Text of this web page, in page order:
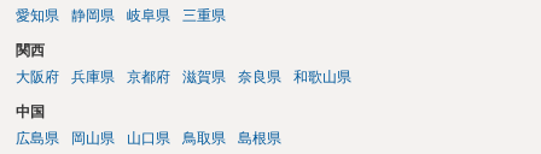
愛知県
静岡県 岐阜県 三重県
関西
大阪府
兵庫県 京都府 滋賀県 奈良県 和歌山県
中国
広島県
岡山県 山口県 鳥取県 島根県